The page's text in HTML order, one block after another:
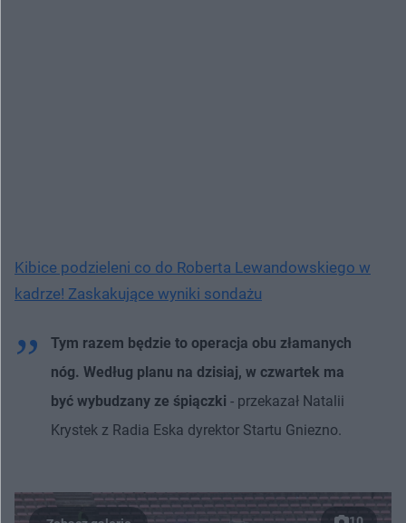
Kibice podzieleni co do Roberta Lewandowskiego w
kadrze! Zaskakujące wyniki sondażu
Tym razem będzie to operacja obu złamanych
nóg. Według planu na dzisiaj, w czwartek ma
być wybudzany ze śpiączki - przekazał Natalii
Krystek z Radia Eska dyrektor Startu Gniezno.